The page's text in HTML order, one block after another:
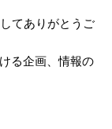
てありがとうご
る企画、情報の